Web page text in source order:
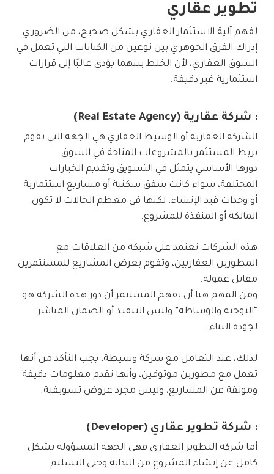
تطوير عقاري
لفهم آلية الاستثمار العقاري بشكل صحيح، من الضروري
إدراك الفرق الجوهري بين نوعين من الكيانات التي تعمل في
السوق العقاري، لأن الخلط بينهما يؤدي غالبًا إلى قرارات
استثمارية غير دقيقة.
: شركة عقارية (Real Estate Agency)
الشركة العقارية أو الوسيط العقاري هي الجهة التي تقوم
بربط المستثمر بالمشروعات المتاحة في السوق.
دورها الأساسي يتمثل في التسويق وتقديم الخيارات
المختلفة، سواء كانت شقق سكنية أو مشاريع استثمارية
أو وحدات قيد الإنشاء، لكنها في معظم الحالات لا تكون
المالكة أو المنفذة للمشروع.
هذه الشركات تعتمد على شبكة من العلاقات مع
المطورين العقاريين، وتقوم بعرض المشاريع للمستثمرين
مقابل عمولة.
ومن المهم هنا أن يفهم المستثمر أن دور هذه الشركة هو
“التوجيه والوساطة” وليس التنفيذ أو الضمان المباشر
لجودة البناء.
لذلك، عند التعامل مع شركة وسيطة، يجب التأكد من أنها
تعمل مع مطورين موثوقين، وأنها تقدم معلومات دقيقة
وموثقة عن المشاريع، وليس مجرد عروض تسويقية.
: شركة تطوير عقاري (Developer)
أما شركة التطوير العقاري فهي الجهة المسؤولة بشكل
كامل عن إنشاء المشروع من البداية وحتى التسليم